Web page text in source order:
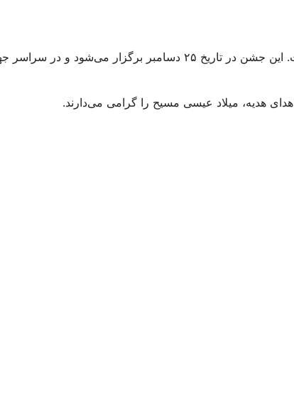
کریسمس، جشن میلاد عیسی مسیح، یکی از مهم‌ترین اعیاد مسیحی است. این جشن در تاریخ ۲۵ دسامبر برگزار می‌شود و در
هدیه، میلاد عیسی مسیح را گرامی می‌دارند.